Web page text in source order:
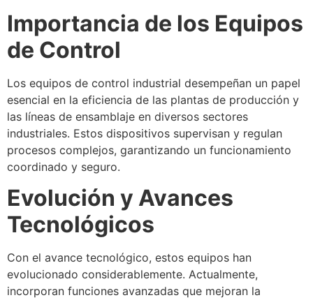
Importancia de los Equipos
de Control
Los equipos de control industrial desempeñan un papel
esencial en la eficiencia de las plantas de producción y
las líneas de ensamblaje en diversos sectores
industriales. Estos dispositivos supervisan y regulan
procesos complejos, garantizando un funcionamiento
coordinado y seguro.
Evolución y Avances
Tecnológicos
Con el avance tecnológico, estos equipos han
evolucionado considerablemente. Actualmente,
incorporan funciones avanzadas que mejoran la